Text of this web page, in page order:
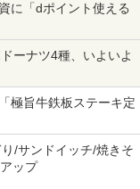
に「dポイント使える
ーナツ4種、いよいよ
極旨牛鉄板ステーキ定
/サンドイッチ/焼きそ
ップ